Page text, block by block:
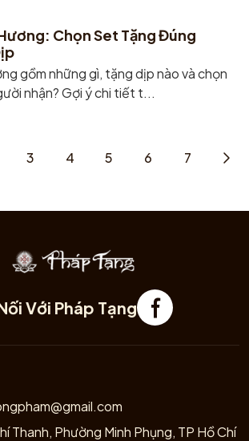
Chọn Set Tặng Đúng
gồm những gì, tặng dịp nào và chọn
nhận? Gợi ý chi tiết t...
3 4 5 6 7
Với Pháp Tạng
Thanh, Phường Minh Phụng, TP Hồ Chí